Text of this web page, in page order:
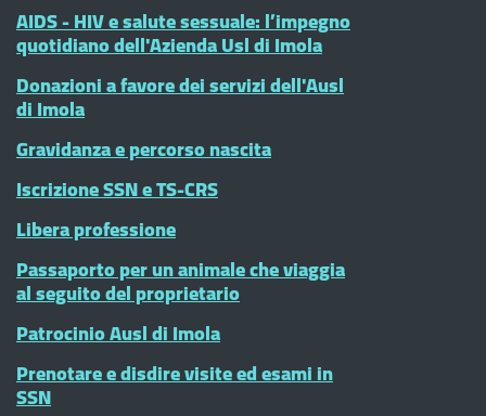
AIDS - HIV e salute sessuale: l’impegno
quotidiano dell'Azienda Usl di Imola
Donazioni a favore dei servizi dell'Ausl
di Imola
Gravidanza e percorso nascita
Iscrizione SSN e TS-CRS
Libera professione
Passaporto per un animale che viaggia
al seguito del proprietario
Patrocinio Ausl di Imola
Prenotare e disdire visite ed esami in
SSN